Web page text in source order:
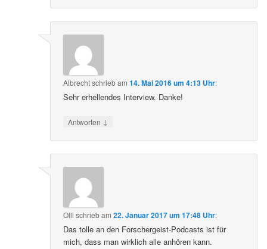
Albrechtschriebam14. Mai 2016 um 4:13 Uhr:
Sehr erhellendes Interview. Danke!
Antworten ↓
Olli schriebam22. Januar 2017 um 17:48 Uhr:
Das tolle an den Forschergeist-Podcasts ist für
mich, dass man wirklich alle anhören kann.